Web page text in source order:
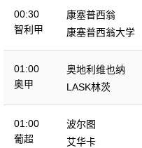
00:30
智利甲
康塞普西翁
康塞普西翁大学
01:00
奥甲
奥地利维也纳
LASK林茨
01:00
葡超
波尔图
艾华卡